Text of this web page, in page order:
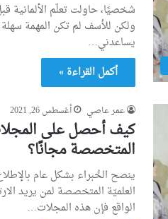
شخصيًا، حاولت تعلّم الألمانية
ولكن للأسف لم تكن المهمة
يساعدني…
أكمل القراءة »
عمر عاصي أغسطس 26, 2021
كيف أحصل على
المتخصصة مجانًا؟‎
ينصح الخُبراء بشكل عام
العلميّة المتخصصة لمن يريد
الواقع فإن هذه المجلات…